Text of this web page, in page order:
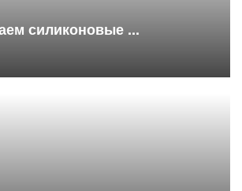
силиконовые ...